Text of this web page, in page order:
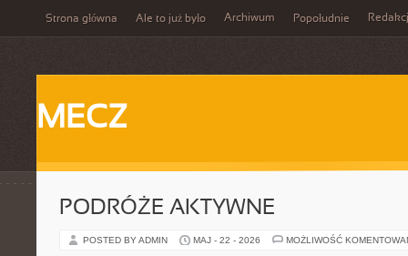
Strona główna Ale to już było Archiwum Popołudnie
MECZ
PODRÓŻE AKTYWNE
POSTED BY ADMIN MAJ - 22 - 2026 MOŻLIWOŚĆ